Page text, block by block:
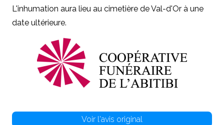
L'inhumation aura lieu au cimetière de Val-d'Or à une
date ultérieure.
Voir l'avis original